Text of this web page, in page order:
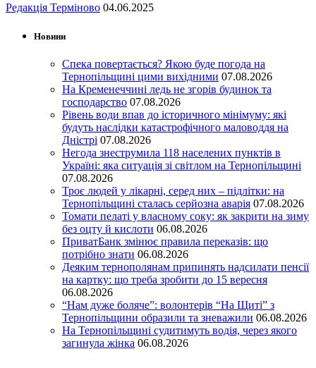
Редакція Терміново 04.06.2025
Новини
Спека повертається? Якою буде погода на
Тернопільщині цими вихідними 07.08.2026
На Кременеччині ледь не згорів будинок та
господарство 07.08.2026
Рівень води впав до історичного мінімуму: які
будуть наслідки катастрофічного маловоддя на
Дністрі 07.08.2026
Негода знеструмила 118 населених пунктів в
Україні: яка ситуація зі світлом на Тернопільщині
07.08.2026
Троє людей у лікарні, серед них – підлітки: на
Тернопільщині сталась серйозна аварія 07.08.2026
Томати пелаті у власному соку: як закрити на зиму
без оцту й кислоти 06.08.2026
ПриватБанк змінює правила переказів: що
потрібно знати 06.08.2026
Деяким тернополянам припинять надсилати пенсії
на картку: що треба зробити до 15 вересня
06.08.2026
“Нам дуже боляче”: волонтерів “На Щиті” з
Тернопільщини образили та зневажили 06.08.2026
На Тернопільщині судитимуть водія, через якого
загинула жінка 06.08.2026